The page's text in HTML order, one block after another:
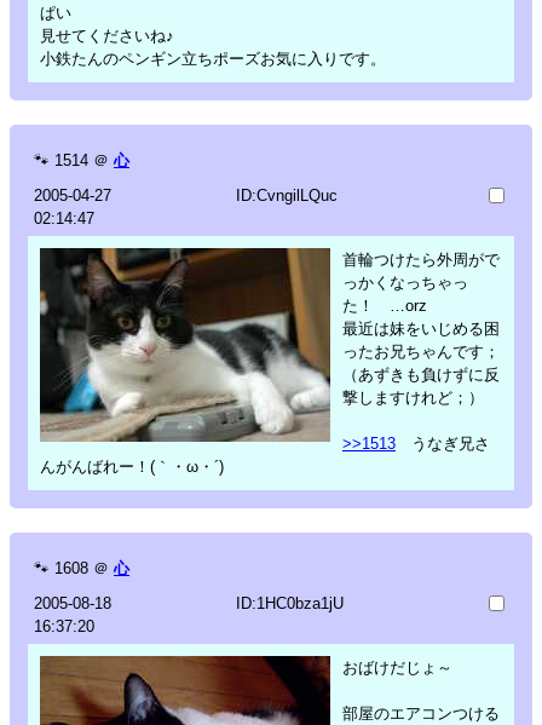
ぱい
見せてくださいね♪
小鉄たんのペンギン立ちポーズお気に入りです。
🐾 1514 ＠ 心
2005-04-27
02:14:47
ID:CvngilLQuc
首輪つけたら外周がで
っかくなっちゃっ
た！ …orz
最近は妹をいじめる困
ったお兄ちゃんです；
（あずきも負けずに反
撃しますけれど；）
>>1513 うなぎ兄さ
んがんばれー！(｀・ω・´)
🐾 1608 ＠ 心
2005-08-18
16:37:20
ID:1HC0bza1jU
おばけだじょ～
部屋のエアコンつける